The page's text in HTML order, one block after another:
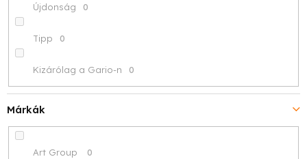
e
Újdonság 0
Tipp 0
Kizárólag a Gario-n 0
Márkák
Art Group 0